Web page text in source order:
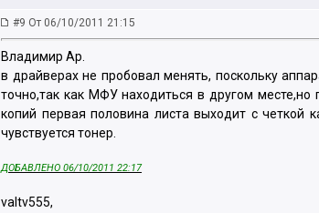
#9 От 06/10/2011 21:15
Владимир Ар.
в драйверах не пробовал менять, поскольку
точно,так как МФУ находиться в другом
копий первая половина листа выходит с четкой
чувствуется тонер.
ДОБАВЛЕНО 06/10/2011 22:17
valtv555,